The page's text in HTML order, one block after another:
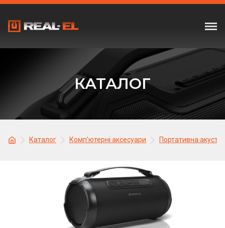
КАТАЛОГ
Каталог Комп'ютерні аксесуари Портативна